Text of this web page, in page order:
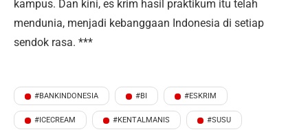
kampus. Dan kini, es krim hasil praktikum itu telah
mendunia, menjadi kebanggaan Indonesia di setiap
sendok rasa. ***
#BANKINDONESIA #BI #ESKRIM
#ICECREAM #KENTALMANIS #SUSU